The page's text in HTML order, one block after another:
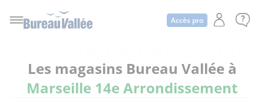
Accès pro
Les magasins Bureau Vallée à
Marseille 14e Arrondissement